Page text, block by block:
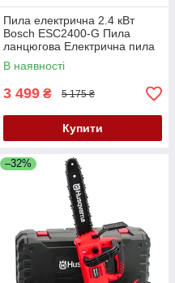
Пила електрична 2.4 кВт
Bosch ESC2400-G Пила
ланцюгова Електрична пила
Bosch шина 40 см
В наявності
3 499 ₴ 5 175 ₴
Купити
–32%